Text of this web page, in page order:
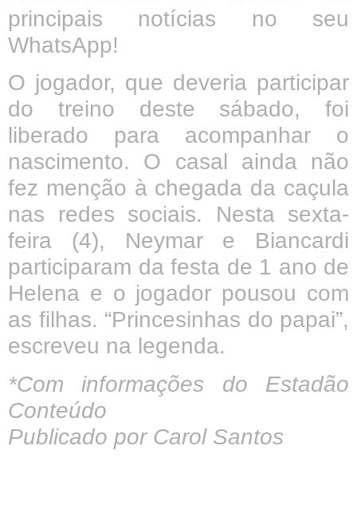
principais notícias no seu
WhatsApp!
O jogador, que deveria participar
do treino deste sábado, foi
liberado para acompanhar o
nascimento. O casal ainda não
fez menção à chegada da caçula
nas redes sociais. Nesta sexta-
feira (4), Neymar e Biancardi
participaram da festa de 1 ano de
Helena e o jogador pousou com
as filhas. “Princesinhas do papai”,
escreveu na legenda.
*Com informações do Estadão
Conteúdo
Publicado por Carol Santos